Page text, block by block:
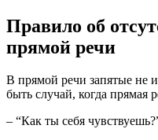
Правило об
прямой речи
В прямой речи запятые не
быть случай, когда прямая
– “Как ты себя